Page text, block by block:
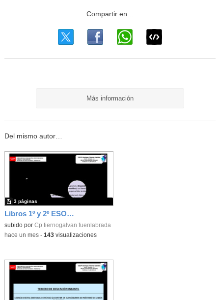
Más información
Del mismo autor…
Libros 1º y 2º ESO 26/27
subido por Cp tiernogalvan fuenlabrada
3 páginas
-hace un mes- 143visualizaciones